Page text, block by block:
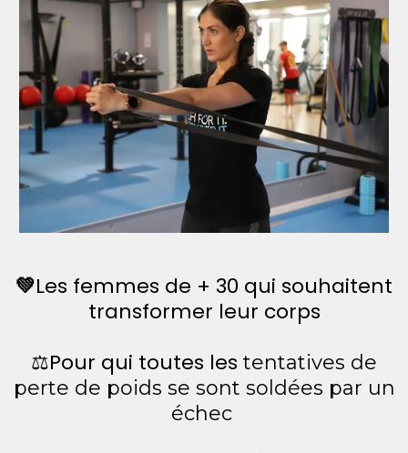
💚Les femmes de + 30 qui souhaitent
transformer leur corps
⚖️Pour qui toutes les tentatives de
perte de poids se sont soldées par un
échec